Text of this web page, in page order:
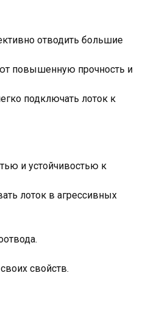
отводить большие
повышенную прочность и
подключать лоток к
и устойчивостью к
лоток в агрессивных
свойств.